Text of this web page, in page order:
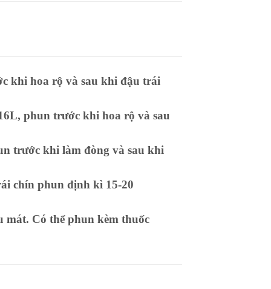
khi hoa rộ và sau khi đậu trái
phun trước khi hoa rộ và sau
trước khi làm đòng và sau khi
chín phun định kì 15-20
mát. Có thể phun kèm thuốc